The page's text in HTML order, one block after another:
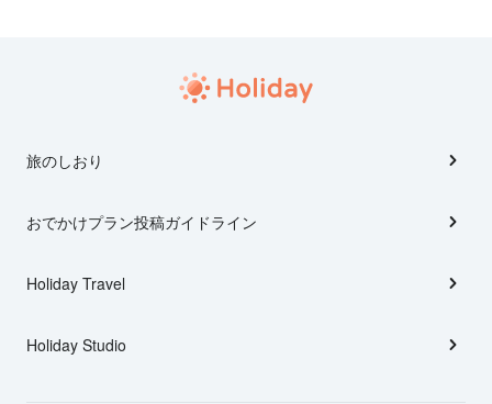
旅のしおり
おでかけプラン投稿ガイドライン
Holiday Travel
Holiday Studio